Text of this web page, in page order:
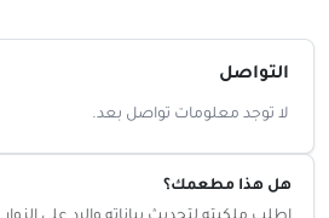
التواصل
لا توجد معلومات تواصل بعد.
هل هذا مطعمك؟